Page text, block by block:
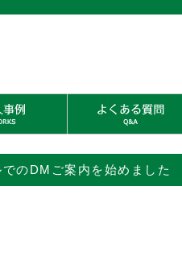
のDMご案内を始めました